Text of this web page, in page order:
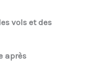
vols et des
après